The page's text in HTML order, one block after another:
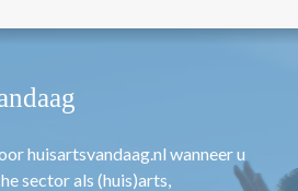
huisartsvandaag.nl wanneer u
sector als (huis)arts,